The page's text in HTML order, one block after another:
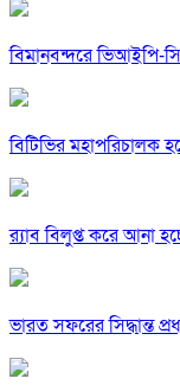
বিমানবন্দরে ভিআইপি-
বিটিভির মহাপরিচালক
র‍্যাব বিলুপ্ত করে আনা
ভারত সফরের সিদ্ধান্ত